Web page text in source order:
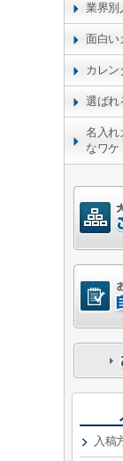
業界別
面白い
カレン
選ばれ
名入れ
なワケ
入稿